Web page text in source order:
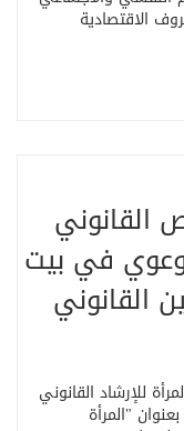
الاقتصادية
القانوني
في بيت
القانوني
- نظم مركز المرأة للإرشاد القانوني
"المرأة